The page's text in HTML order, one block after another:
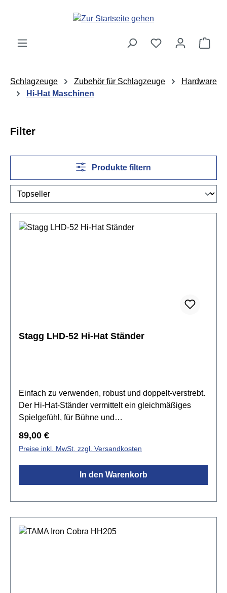
Zum Hauptinhalt springen
Schlagzeuge Zubehör für Schlagzeuge
Hardware
Hi-Hat Maschinen
Filter
Produkte filtern
Stagg LHD-52 Hi-Hat Ständer
Einfach zu verwenden, robust und doppelt-verstrebt.
Der Hi-Hat-Ständer vermittelt ein gleichmäßiges
Spielgefühl, für Bühne und
teiliges Rohr Rohrdurchmesser: 25 mm / 22
mmPedalspannung justierbarGewicht: 3,45
kgPerfekt für Bühne und StudioFinish: Verchromt
Regulärer Preis:
89,00 €
Preise inkl. MwSt. zzgl. Versandkosten
In den Warenkorb